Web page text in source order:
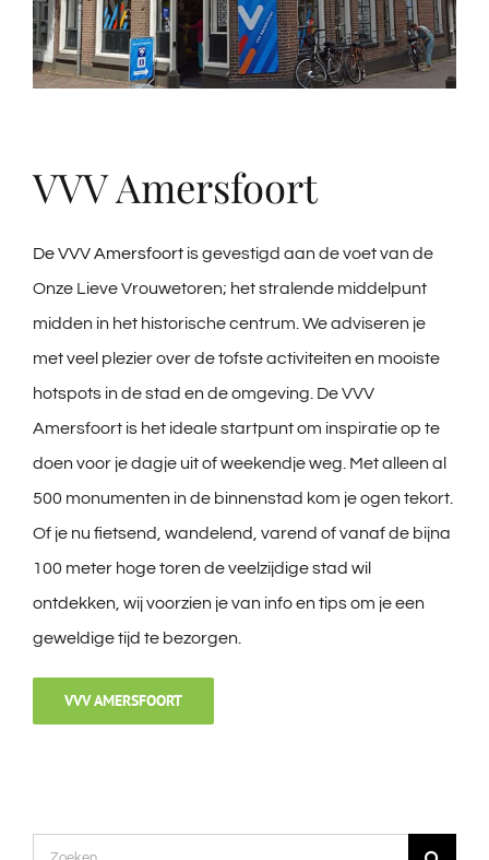
VVV Amersfoort
De VVV Amersfoort is gevestigd aan de voet van de
Onze Lieve Vrouwetoren; het stralende middelpunt
midden in het historische centrum. We adviseren je
met veel plezier over de tofste activiteiten en mooiste
hotspots in de stad en de omgeving. De VVV
Amersfoort is het ideale startpunt om inspiratie op te
doen voor je dagje uit of weekendje weg. Met alleen al
500 monumenten in de binnenstad kom je ogen tekort.
Of je nu fietsend, wandelend, varend of vanaf de bijna
100 meter hoge toren de veelzijdige stad wil
ontdekken, wij voorzien je van info en tips om je een
geweldige tijd te bezorgen.
VVV AMERSFOORT
Zoeken